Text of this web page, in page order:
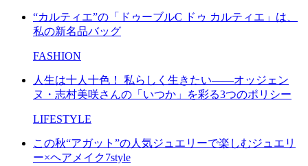
“カルティエ”の「ドゥーブルC ドゥ カルティエ」は、
私の新名品バッグ
FASHION
人生は十人十色！ 私らしく生きたい――オッジェン
ヌ・志村美咲さんの「いつか」を彩る3つのポリシー
LIFESTYLE
この秋“アガット”の人気ジュエリーで楽しむジュエリ
ー×ヘアメイク7style